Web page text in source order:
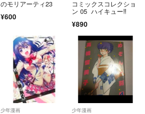
のモリアーティ23
¥600
コミックスコレクショ
ン 05 ハイキュー‼︎
¥890
少年漫画 少年漫画